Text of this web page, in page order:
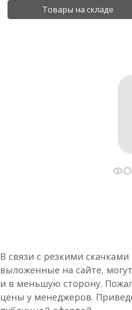
Товары на складе
В связи с резкими
выложенные на сайте,
и в меньшую сторону.
цены у менеджеров.